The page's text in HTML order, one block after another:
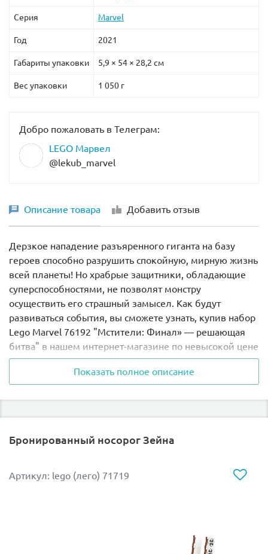
Серия Marvel
Год 2021
Габариты упаковки 5,9 × 54 × 28,2 см
Вес упаковки 1 050 г
Добро пожаловать в Телеграм:
LEGO Марвел
@lekub_marvel
Описание товара Добавить отзыв
Дерзкое нападение разъяренного гиганта на базу
героев способно разрушить спокойную, мирную жизнь
всей планеты! Но храбрые защитники, обладающие
суперспособностями, не позволят монстру
осуществить его страшный замысел. Как будут
развиваться события, вы сможете узнать, купив набор
Lego Marvel 76192 "Мстители: Финал» — решающая
битва" в нашем интернет-магазине по невысокой цене
и собрав его по подробной инструкции.
Уникальная двухуровневая база супергероев
оборудована экспериментальной лабораторией, в
которой можно проводить научные опыты и создавать
размещена зона для отдыха и приема пищи, а внизу
суперспособностями.
Уникальный, подробно детализированный
Показать полное описание
Бронированный носорог Зейна
Артикул: lego (лего) 71719